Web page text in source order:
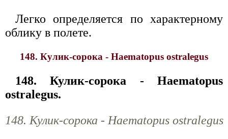
Легко определяется по характерному
облику в полете.
148. Кулик-сорока - Haematopus ostralegus
148. Кулик-сорока - Haematopus
ostralegus.
148. Кулик-сорока - Haematopus ostralegus